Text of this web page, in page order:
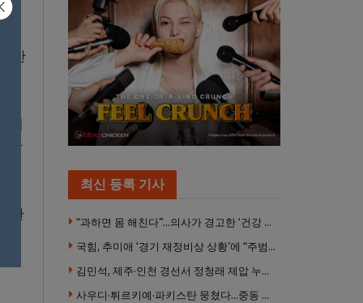
한
만
관
최신 등록 기사
“과하면 몸 해친다”…의사가 경고한 ‘건강 습관’ 5가지
국힘, 추미애 ‘경기 재정비상 상황’에 “주범은 이재명 전 지사”
김민석, 제주·인천 경선서 정청래 제압 누적 1위 탈환
사우디·튀르키예·파키스탄 뭉쳤다…중동 새 안보축 부상하나